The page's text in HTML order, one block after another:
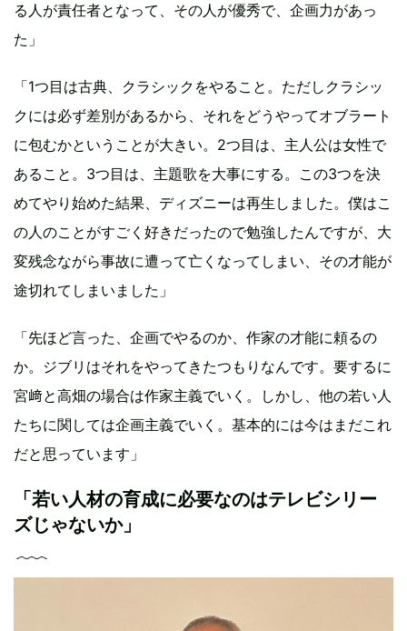
る人が責任者となって、その人が優秀で、企画力があっ
た」
「1つ目は古典、クラシックをやること。ただしクラシッ
クには必ず差別があるから、それをどうやってオブラート
に包むかということが大きい。2つ目は、主人公は女性で
あること。3つ目は、主題歌を大事にする。この3つを決
めてやり始めた結果、ディズニーは再生しました。僕はこ
の人のことがすごく好きだったので勉強したんですが、大
変残念ながら事故に遭って亡くなってしまい、その才能が
途切れてしまいました」
「先ほど言った、企画でやるのか、作家の才能に頼るの
か。ジブリはそれをやってきたつもりなんです。要するに
宮﨑と高畑の場合は作家主義でいく。しかし、他の若い人
たちに関しては企画主義でいく。基本的には今はまだこれ
だと思っています」
「若い人材の育成に必要なのはテレビシリー
ズじゃないか」